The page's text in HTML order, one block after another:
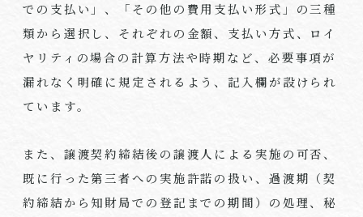
での支払い」、「その他の費用支払い形式」の三種
類から選択し、それぞれの金額、支払い方式、ロイ
ヤリティの場合の計算方法や時期など、必要事項が
漏れなく明確に規定されるよう、記入欄が設けられ
ています。
また、譲渡契約締結後の譲渡人による実施の可否、
既に行った第三者への実施許諾の扱い、過渡期（契
約締結から知財局での登記までの期間）の処理、秘